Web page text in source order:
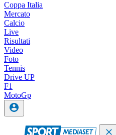
Coppa Italia
Mercato
Calcio
Live
Risultati
Video
Foto
Tennis
Drive UP
F1
MotoGp